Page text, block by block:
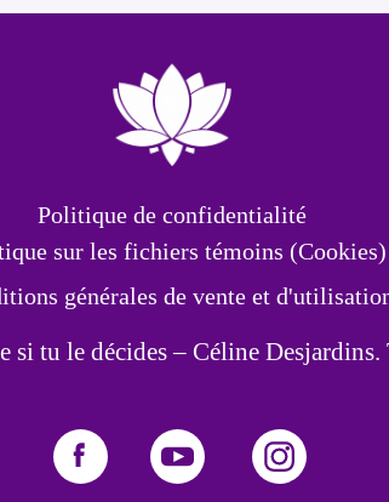
Politique de confidentialité
sur les fichiers témoins (Cookies)
générales de vente et
si tu le décides – Céline Desjardins.